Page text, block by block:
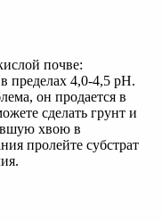
почве:
пределах 4,0-4,5 pH.
он продается в
сделать грунт и
хвою в
пролейте субстрат